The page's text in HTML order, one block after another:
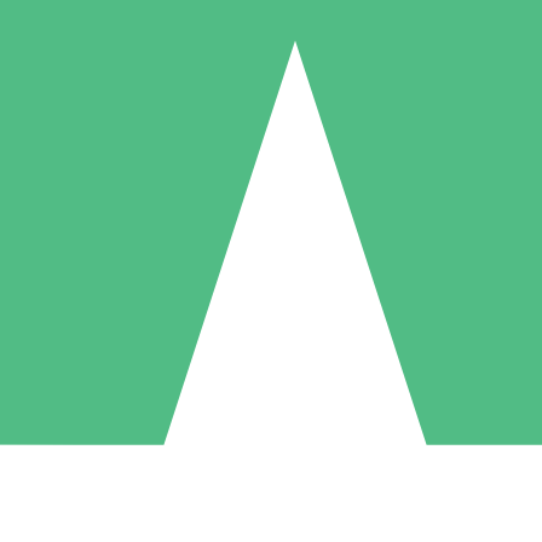
Individuele Creditpakketten
per gebruik met downloadtegoeden. Geen maandelijkse verplichting
5 Downloaden
US$